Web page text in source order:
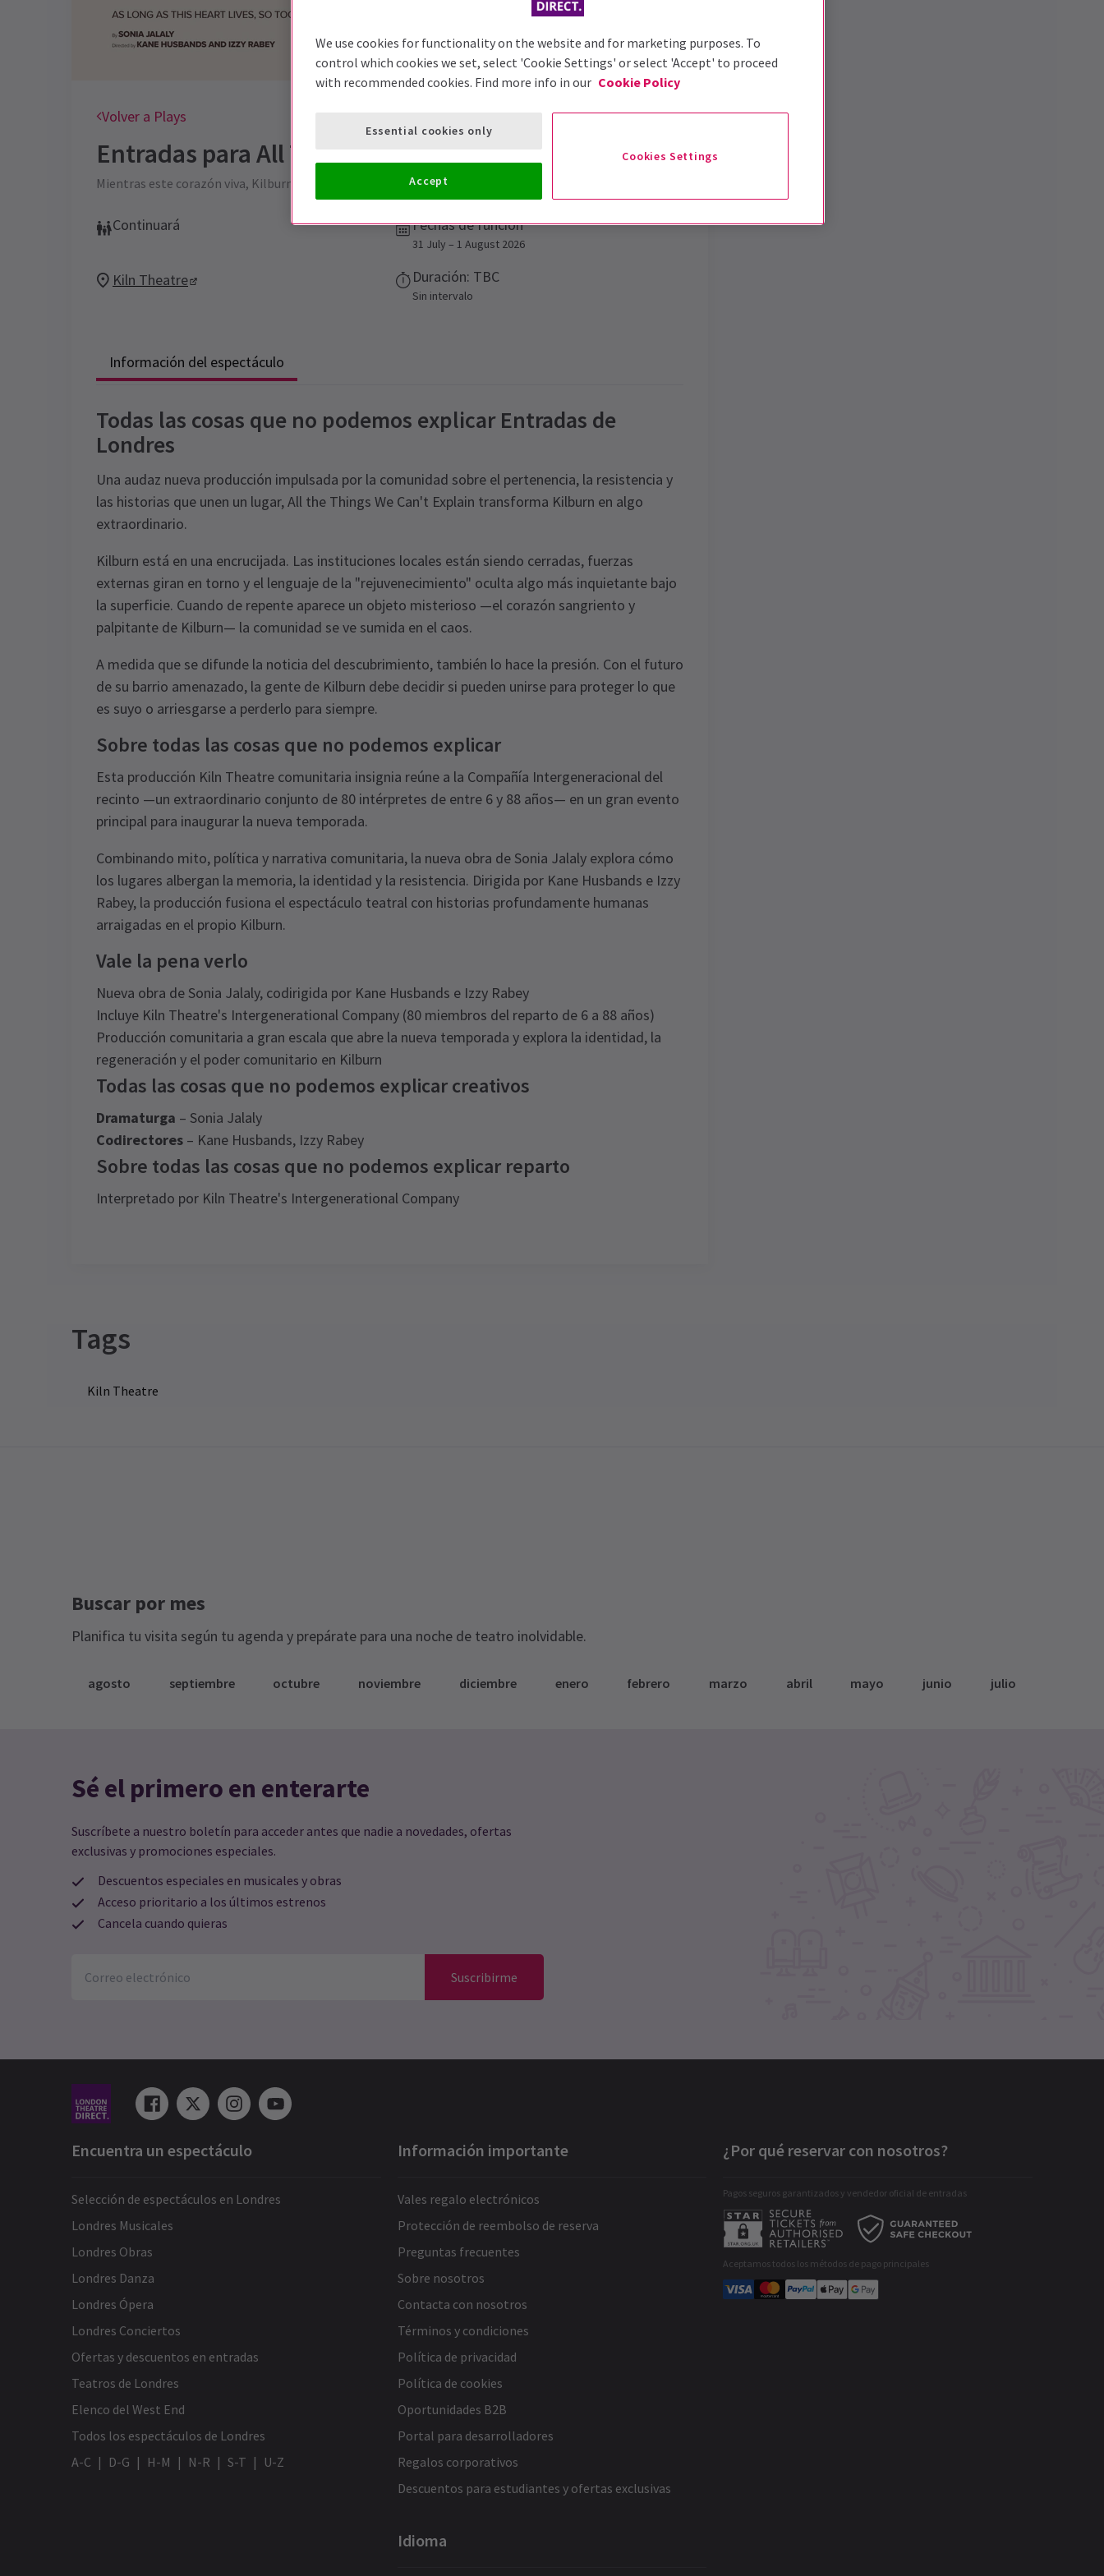
Volver a Plays
Entradas para All The Things We Can't Explain
Mientras este corazón viva, Kilburn también lo hará.
Continuará Fechas de función
31 July – 1 August 2026
Kiln Theatre Duración: TBC
Sin intervalo
Información del espectáculo
Todas las cosas que no podemos explicar Entradas de
Londres
Una audaz nueva producción impulsada por la comunidad sobre el pertenencia, la resistencia y
las historias que unen un lugar, All the Things We Can't Explain transforma Kilburn en algo
extraordinario.
Kilburn está en una encrucijada. Las instituciones locales están siendo cerradas, fuerzas
externas giran en torno y el lenguaje de la "rejuvenecimiento" oculta algo más inquietante bajo
la superficie. Cuando de repente aparece un objeto misterioso —el corazón sangriento y
palpitante de Kilburn— la comunidad se ve sumida en el caos.
A medida que se difunde la noticia del descubrimiento, también lo hace la presión. Con el futuro
de su barrio amenazado, la gente de Kilburn debe decidir si pueden unirse para proteger lo que
es suyo o arriesgarse a perderlo para siempre.
Sobre todas las cosas que no podemos explicar
Esta producción Kiln Theatre comunitaria insignia reúne a la Compañía Intergeneracional del
recinto —un extraordinario conjunto de 80 intérpretes de entre 6 y 88 años— en un gran evento
principal para inaugurar la nueva temporada.
Combinando mito, política y narrativa comunitaria, la nueva obra de Sonia Jalaly explora cómo
los lugares albergan la memoria, la identidad y la resistencia. Dirigida por Kane Husbands e Izzy
Rabey, la producción fusiona el espectáculo teatral con historias profundamente humanas
arraigadas en el propio Kilburn.
Vale la pena verlo
Nueva obra de Sonia Jalaly, codirigida por Kane Husbands e Izzy Rabey
Incluye Kiln Theatre's Intergenerational Company (80 miembros del reparto de 6 a 88 años)
Producción comunitaria a gran escala que abre la nueva temporada y explora la identidad, la
regeneración y el poder comunitario en Kilburn
Todas las cosas que no podemos explicar creativos
Dramaturga – Sonia Jalaly
Codirectores – Kane Husbands, Izzy Rabey
Sobre todas las cosas que no podemos explicar reparto
Interpretado por Kiln Theatre's Intergenerational Company
Tags
Kiln Theatre
Buscar por mes
Planifica tu visita según tu agenda y prepárate para una noche de teatro inolvidable.
agosto septiembre octubre noviembre diciembre enero febrero marzo abril mayo junio julio
Sé el primero en enterarte
Suscríbete a nuestro boletín para acceder antes que nadie a novedades, ofertas
exclusivas y promociones especiales.
Descuentos especiales en musicales y obras
Acceso prioritario a los últimos estrenos
Cancela cuando quieras
Suscribirme
Encuentra un espectáculo
Selección de espectáculos en Londres
Londres Musicales
Londres Obras
Londres Danza
Londres Ópera
Londres Conciertos
Ofertas y descuentos en entradas
Teatros de Londres
Elenco del West End
Todos los espectáculos de Londres
A-C
D-G H-M N-R S-T U-Z
Información importante
Vales regalo electrónicos
Protección de reembolso de reserva
Preguntas frecuentes
Sobre nosotros
Contacta con nosotros
Términos y condiciones
Política de privacidad
Política de cookies
Oportunidades B2B
Portal para desarrolladores
Regalos corporativos
Descuentos para estudiantes y ofertas exclusivas
Idioma
¿Por qué reservar con nosotros?
Pagos seguros garantizados y vendedor oficial de entradas
Aceptamos todos los métodos de pago principales
We use cookies for functionality on the website and for marketing purposes. To
control which cookies we set, select 'Cookie Settings' or select 'Accept' to proceed
with recommended cookies. Find more info in our Cookie Policy
Cookies Settings
Essential cookies only
Accept